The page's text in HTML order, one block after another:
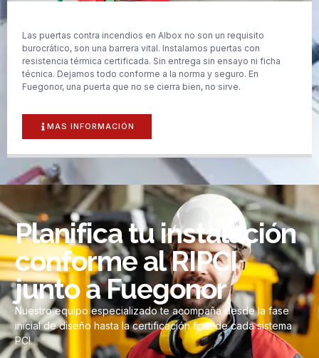
Las puertas contra incendios en Albox no son un requisito
burocrático, son una barrera vital. Instalamos puertas con
resistencia térmica certificada. Sin entrega sin ensayo ni ficha
técnica. Dejamos todo conforme a la norma y seguro. En
Fuegonor, una puerta que no se cierra bien, no sirve.
MAS INFORMACIÓN
Planifica tu instalación
conforme al RIPCI
junto a Fuegonor
Nuestro equipo especializado te acompaña desde la fase
inicial de diseño hasta la certificación final de cada sistema
PCI.